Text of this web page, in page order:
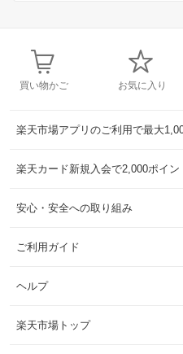
買い物かご お気に入り
楽天市場アプリのご利用で最大
楽天カード新規入会で2,000ポイン
安心・安全への取り組み
ご利用ガイド
ヘルプ
楽天市場トップ